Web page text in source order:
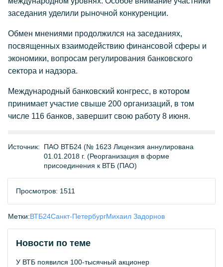
заседания уделили рыночной конкуренции.
Обмен мнениями продолжился на заседаниях,
посвященных взаимодействию финансовой сферы и
экономики, вопросам регулирования банковского
сектора и надзора.
Международный банковский конгресс, в котором
принимает участие свыше 200 организаций, в том
числе 116 банков, завершит свою работу 8 июня.
Источник:
ПАО ВТБ24 (№ 1623 Лицензия аннулирована
01.01.2018 г. (Реорганизация в форме
присоединения к ВТБ (ПАО)
Просмотров: 1511
Метки:ВТБ24Санкт-ПетербургМихаил Задорнов
Новости по теме
У ВТБ появился 100-тысячный акционер